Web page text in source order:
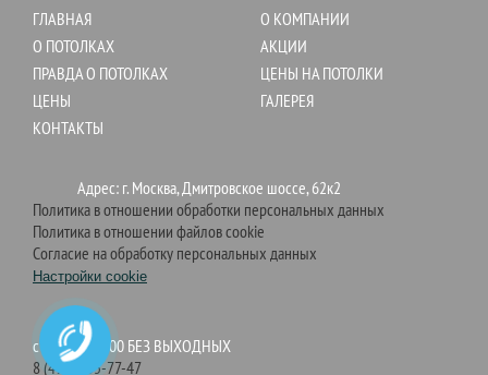
ГЛАВНАЯ
О КОМПАНИИ
О ПОТОЛКАХ
АКЦИИ
ПРАВДА О ПОТОЛКАХ
ЦЕНЫ НА ПОТОЛКИ
ЦЕНЫ
ГАЛЕРЕЯ
КОНТАКТЫ
Адрес: г. Москва, Дмитровское шоссе, 62к2
Политика в отношении обработки персональных данных
Политика в отношении файлов cookie
Согласие на обработку персональных данных
Настройки cookie
c 9:00 до 21:00 БЕЗ ВЫХОДНЫХ
8 (495) 755-77-47